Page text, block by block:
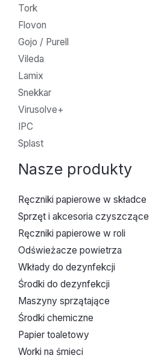
Tork
Flovon
Gojo / Purell
Vileda
Lamix
Snekkar
Virusolve+
IPC
Splast
Nasze produkty
Ręczniki papierowe w składce
Sprzęt i akcesoria czyszczące
Ręczniki papierowe w roli
Odświeżacze powietrza
Wkłady do dezynfekcji
Środki do dezynfekcji
Maszyny sprzątające
Środki chemiczne
Papier toaletowy
Worki na śmieci